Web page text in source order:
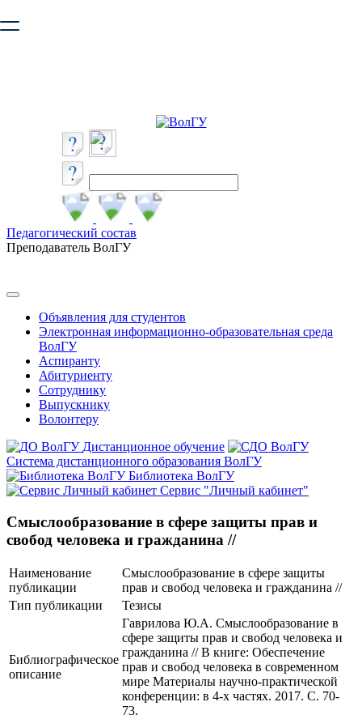
безопасную работу с сайтом. Пожалуйста
Педагогический состав
Преподаватель ВолГУ
Объявления для студентов
Электронная информационно-образовательная среда
ВолГУ
Аспиранту
Абитуриенту
Сотруднику
Выпускнику
Волонтеру
Дистанционное обучение
Система дистанционного образования ВолГУ
Библиотека ВолГУ
Сервис "Личный кабинет"
Смыслообразование в сфере защиты прав и
свобод человека и гражданина //
Наименование
публикации
Смыслообразование в сфере защиты
прав и свобод человека и гражданина //
Тип публикации
Тезисы
Библиографическое
описание
Гаврилова Ю.А. Смыслообразование в
сфере защиты прав и свобод человека и
гражданина // В книге: Обеспечение
прав и свобод человека в современном
мире Материалы научно-практической
конференции: в 4-х частях. 2017. С. 70-
73.